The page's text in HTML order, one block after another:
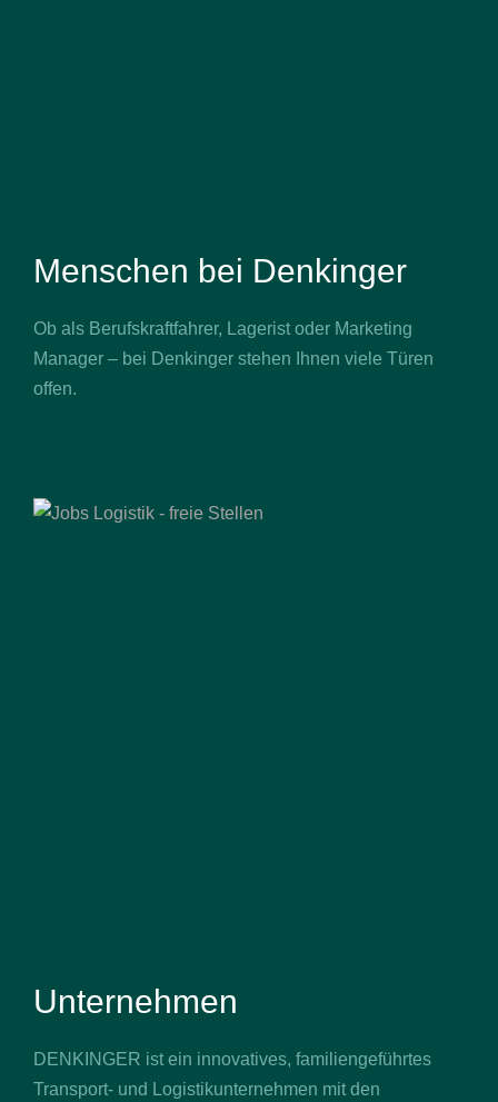
Menschen bei Denkinger
Ob als Berufskraftfahrer, Lagerist oder Marketing
Manager – bei Denkinger stehen Ihnen viele Türen
offen.
Unternehmen
DENKINGER ist ein innovatives, familiengeführtes
Transport- und Logistikunternehmen mit den